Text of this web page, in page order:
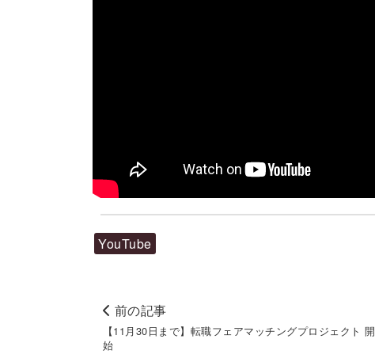
YouTube
前の記事
【11月30日まで】転職フェアマッチングプロジェクト 開
始